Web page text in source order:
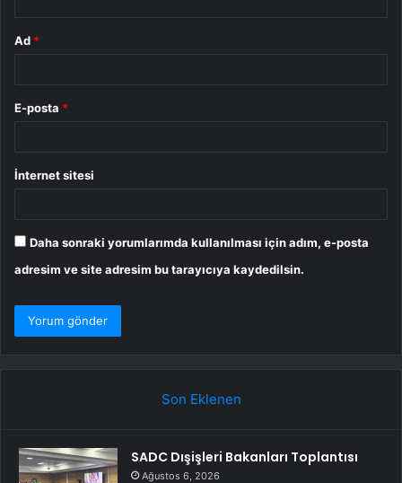
Ad *
E-posta *
İnternet sitesi
Daha sonraki yorumlarımda kullanılması için adım, e-posta
adresim ve site adresim bu tarayıcıya kaydedilsin.
Son Eklenen
SADC Dışişleri Bakanları Toplantısı
Ağustos 6, 2026